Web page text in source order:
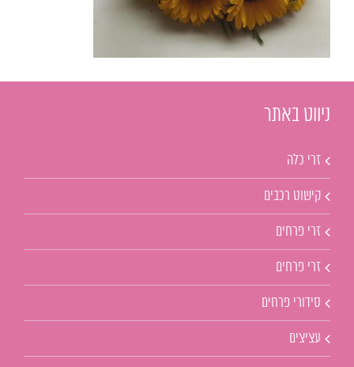
ניווט באתר
זרי כלה
קישוט רכבים
זרי פרחים
זרי פרחים
סידורי פרחים
עציצים